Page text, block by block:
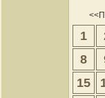
1
8
15